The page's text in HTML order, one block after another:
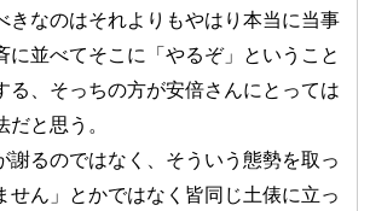
きなのはそれよりもやはり本当に当事
に並べてそこに「やるぞ」ということ
る、そっちの方が安倍さんにとっては
と思う。
謝るのではなく、そういう態勢を取っ
せん」とかではなく皆同じ土俵に立っ